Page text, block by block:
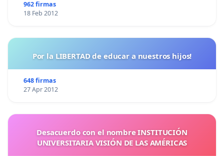
962 firmas
18 Feb 2012
Por la LIBERTAD de educar a nuestros hijos!
648 firmas
27 Apr 2012
Desacuerdo con el nombre INSTITUCIÓN
UNIVERSITARIA VISIÓN DE LAS AMÉRICAS